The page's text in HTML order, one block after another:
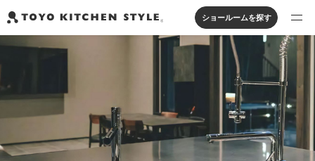
アイランドキッチン
対面キッチン
セパレートキッチン 並列型キッチン
実例から探す
私たちについて
ショールームを探す